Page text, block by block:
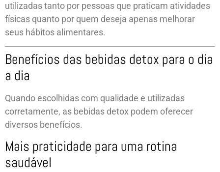
utilizadas tanto por pessoas que praticam atividades
físicas quanto por quem deseja apenas melhorar
seus hábitos alimentares.
Benefícios das bebidas detox para o dia
a dia
Quando escolhidas com qualidade e utilizadas
corretamente, as bebidas detox podem oferecer
diversos benefícios.
Mais praticidade para uma rotina
saudável